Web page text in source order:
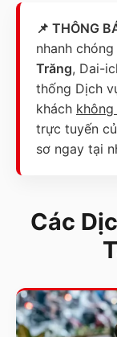
📌 THÔNG
nhanh
Trăng, Dai-
thống Dịch
khách
trực tuyến
sơ ngay tại
Các